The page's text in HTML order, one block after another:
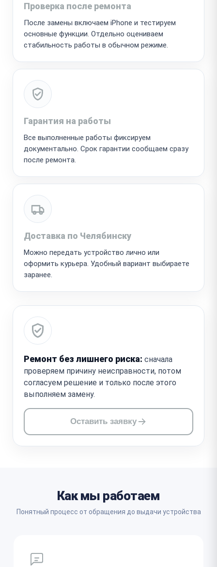
Проверка после ремонта
После замены включаем iPhone и тестируем
основные функции. Отдельно оцениваем
стабильность работы в обычном режиме.
Гарантия на работы
Все выполненные работы фиксируем
документально. Срок гарантии сообщаем сразу
после ремонта.
Доставка по Челябинску
Можно передать устройство лично или
оформить курьера. Удобный вариант выбираете
заранее.
Ремонт без лишнего риска: сначала
проверяем причину неисправности, потом
согласуем решение и только после этого
выполняем замену.
Оставить заявку
Как мы работаем
Понятный процесс от обращения до выдачи устройства